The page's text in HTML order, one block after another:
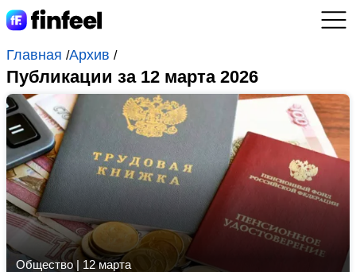
Главная /Архив /
Публикации за 12 марта 2026
Общество| 12 марта